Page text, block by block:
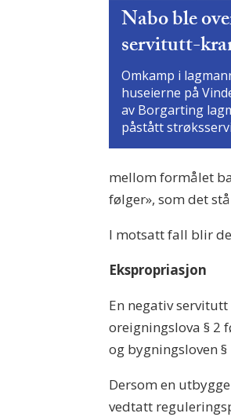
Nabo ble
servitutt-
Omkamp i
huseierne på
av Borgarting
påstått
mellom formålet
følger», som det
I motsatt fall blir
Ekspropriasjon
En negativ
oreigningslova § 2
og bygningsloven §
Dersom en
vedtatt